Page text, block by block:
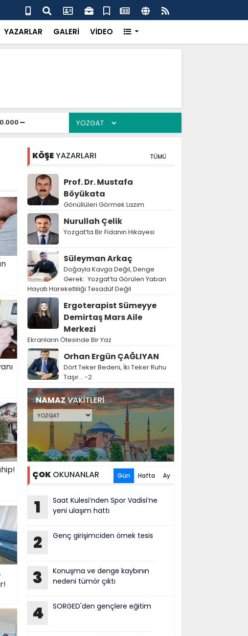
Gürlek’ten “Tek Çatı” mesajı
YAZARLAR GALERİ VİDEO
KÖŞEYAZARLARI TÜMÜ
Prof. Dr. Mustafa
Böyükata
Gönüllüleri Görmek Lazım
Nurullah Çelik
Yozgat’ta Bir Fidanın Hikayesi
Süleyman Arkaç
Doğayla Kavga Değil, Denge
Gerek: Yozgat’ta Görülen Yaban
Hayatı Hareketliliği Tesadüf Değil
Ergoterapist Sümeyye
Demirtaş Mars Aile
Merkezi
Ekranların Ötesinde Bir Yaz
Orhan Ergün ÇAĞLIYAN
Dört Teker Bedeni, İki Teker Ruhu
Taşır… -2
NAMAZVAKİTLERİ
ÇOKOKUNANLAR Gün Hafta Ay
1
Saat Kulesi’nden Spor Vadisi’ne
yeni ulaşım hattı
2 Genç girişimciden örnek tesis
3
Konuşma ve denge kaybının
nedeni tümör çıktı
4 SORGED'den gençlere eğitim